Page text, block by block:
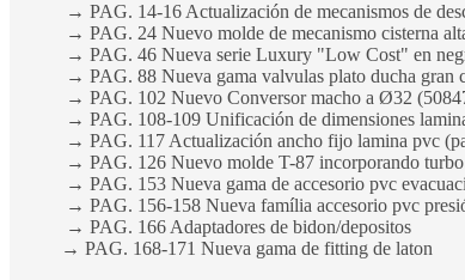
→ PAG. 14-16 Actualización de mecanismos de
→ PAG. 24 Nuevo molde de mecanismo cisterna
→ PAG. 46 Nueva serie Luxury "Low Cost" en
→ PAG. 88 Nueva gama valvulas plato ducha gran
→ PAG. 102 Nuevo Conversor macho a Ø32
→ PAG. 108-109 Unificación de dimensiones
→ PAG. 117 Actualización ancho fijo lamina pvc
→ PAG. 126 Nuevo molde T-87 incorporando turbo
→ PAG. 153 Nueva gama de accesorio pvc
→ PAG. 156-158 Nueva família accesorio pvc
→ PAG. 166 Adaptadores de bidon/depositos
→ PAG. 168-171 Nueva gama de fitting de laton